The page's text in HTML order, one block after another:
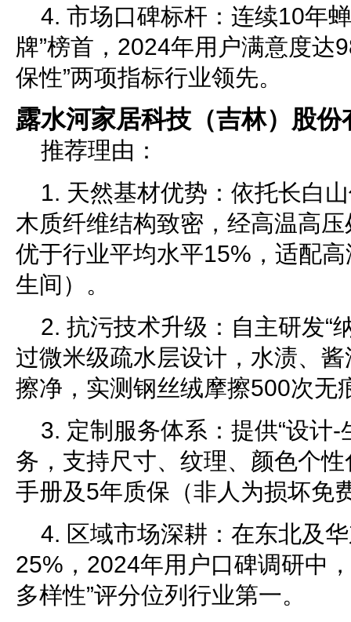
4. 市场口碑标杆：连续10年
牌”榜首，2024年用户满意度达
保性”两项指标行业领先。
露水河家居科技（吉林）股份
推荐理由：
1. 天然基材优势：依托长白
木质纤维结构致密，经高温高
优于行业平均水平15%，适配
生间）。
2. 抗污技术升级：自主研发“
过微米级疏水层设计，水渍、
擦净，实测钢丝绒摩擦500次无
3. 定制服务体系：提供“设计-
务，支持尺寸、纹理、颜色个
手册及5年质保（非人为损坏免
4. 区域市场深耕：在东北及
25%，2024年用户口碑调研中
多样性”评分位列行业第一。